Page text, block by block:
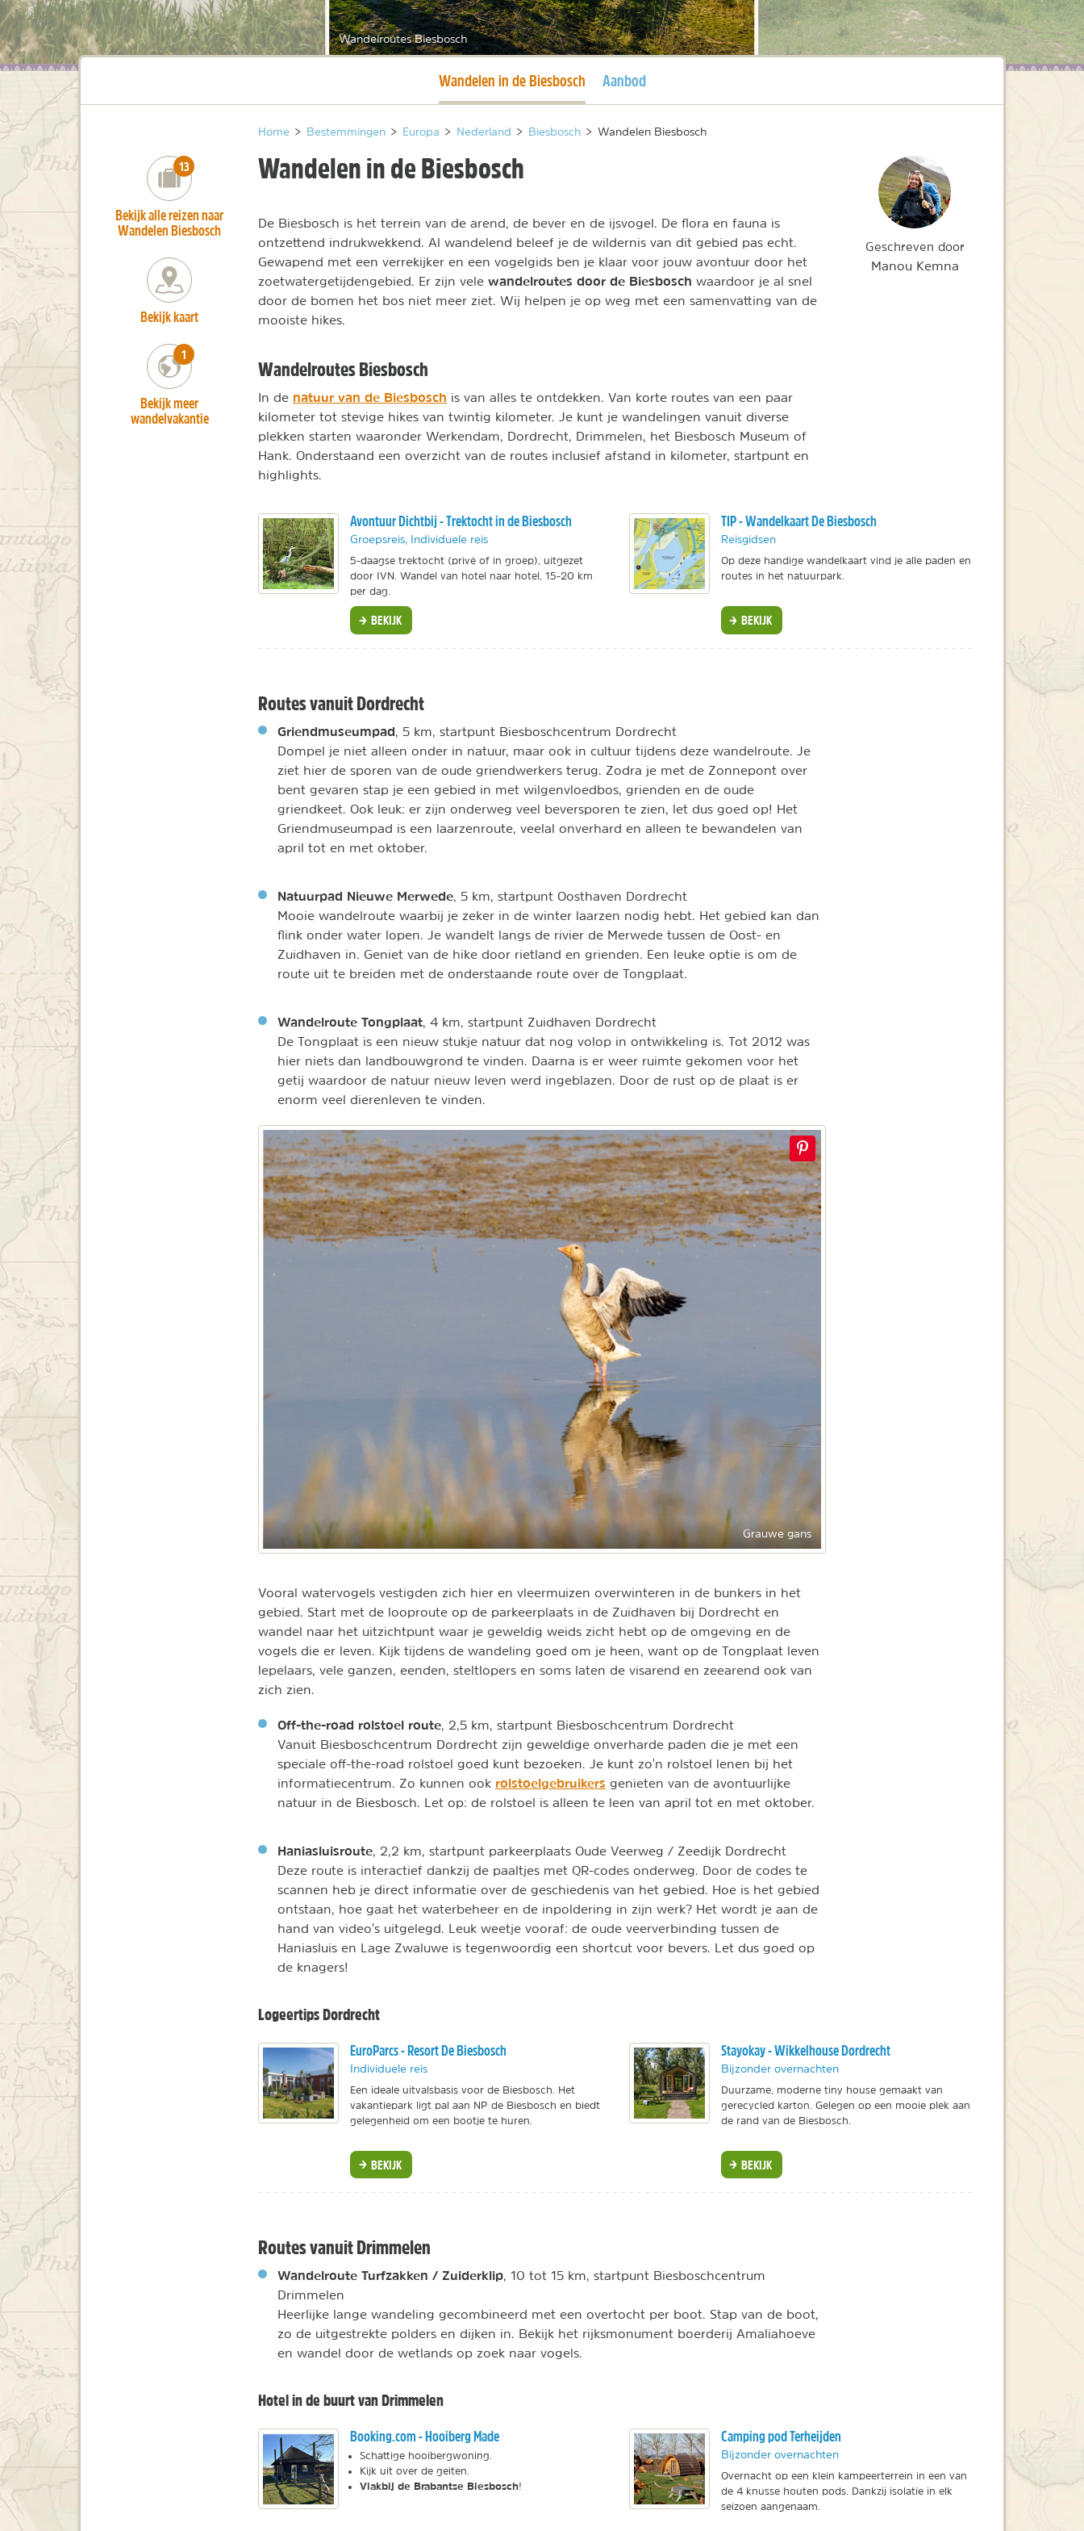
Wandelroutes Biesbosch
Huidige pagina
Wandelen in de Biesbosch Aanbod
Home > Bestemmingen > Europa > Nederland > Biesbosch > Wandelen Biesbosch
Wandelen in de Biesbosch
De Biesbosch is het terrein van de arend, de bever en de ijsvogel. De flora en fauna is
ontzettend indrukwekkend. Al wandelend beleef je de wildernis van dit gebied pas echt.
Gewapend met een verrekijker en een vogelgids ben je klaar voor jouw avontuur door het
zoetwatergetijdengebied. Er zijn vele wandelroutes door de Biesbosch waardoor je al snel
door de bomen het bos niet meer ziet. Wij helpen je op weg met een samenvatting van de
mooiste hikes.
Wandelroutes Biesbosch
In de natuur van de Biesbosch is van alles te ontdekken. Van korte routes van een paar
kilometer tot stevige hikes van twintig kilometer. Je kunt je wandelingen vanuit diverse
plekken starten waaronder Werkendam, Dordrecht, Drimmelen, het Biesbosch Museum of
Hank. Onderstaand een overzicht van de routes inclusief afstand in kilometer, startpunt en
highlights.
Avontuur Dichtbij - Trektocht in de Biesbosch
Groepsreis, Individuele reis
5-daagse trektocht (privé of in groep), uitgezet
door IVN. Wandel van hotel naar hotel, 15-20 km
per dag.
BEKIJK
TIP - Wandelkaart De Biesbosch
Reisgidsen
Op deze handige wandelkaart vind je alle paden en
routes in het natuurpark.
BEKIJK
Routes vanuit Dordrecht
Griendmuseumpad , 5 km, startpunt Biesboschcentrum Dordrecht
Dompel je niet alleen onder in natuur, maar ook in cultuur tijdens deze wandelroute. Je
ziet hier de sporen van de oude griendwerkers terug. Zodra je met de Zonnepont over
bent gevaren stap je een gebied in met wilgenvloedbos, grienden en de oude
griendkeet. Ook leuk: er zijn onderweg veel beversporen te zien, let dus goed op! Het
Griendmuseumpad is een laarzenroute, veelal onverhard en alleen te bewandelen van
april tot en met oktober.
Natuurpad Nieuwe Merwede , 5 km, startpunt Oosthaven Dordrecht
Mooie wandelroute waarbij je zeker in de winter laarzen nodig hebt. Het gebied kan dan
flink onder water lopen. Je wandelt langs de rivier de Merwede tussen de Oost- en
Zuidhaven in. Geniet van de hike door rietland en grienden. Een leuke optie is om de
route uit te breiden met de onderstaande route over de Tongplaat.
Wandelroute Tongplaat , 4 km, startpunt Zuidhaven Dordrecht
De Tongplaat is een nieuw stukje natuur dat nog volop in ontwikkeling is. Tot 2012 was
hier niets dan landbouwgrond te vinden. Daarna is er weer ruimte gekomen voor het
getij waardoor de natuur nieuw leven werd ingeblazen. Door de rust op de plaat is er
enorm veel dierenleven te vinden.
Grauwe gans
Vooral watervogels vestigden zich hier en vleermuizen overwinteren in de bunkers in het
gebied. Start met de looproute op de parkeerplaats in de Zuidhaven bij Dordrecht en
wandel naar het uitzichtpunt waar je geweldig weids zicht hebt op de omgeving en de
vogels die er leven. Kijk tijdens de wandeling goed om je heen, want op de Tongplaat leven
lepelaars, vele ganzen, eenden, steltlopers en soms laten de visarend en zeearend ook van
zich zien.
Off-the-road rolstoel route , 2,5 km, startpunt Biesboschcentrum Dordrecht
Vanuit Biesboschcentrum Dordrecht zijn geweldige onverharde paden die je met een
speciale off-the-road rolstoel goed kunt bezoeken. Je kunt zo'n rolstoel lenen bij het
informatiecentrum. Zo kunnen ook rolstoelgebruikers genieten van de avontuurlijke
natuur in de Biesbosch. Let op: de rolstoel is alleen te leen van april tot en met oktober.
Haniasluisroute , 2,2 km, startpunt parkeerplaats Oude Veerweg / Zeedijk Dordrecht
Deze route is interactief dankzij de paaltjes met QR-codes onderweg. Door de codes te
scannen heb je direct informatie over de geschiedenis van het gebied. Hoe is het gebied
ontstaan, hoe gaat het waterbeheer en de inpoldering in zijn werk? Het wordt je aan de
hand van video's uitgelegd. Leuk weetje vooraf: de oude veerverbinding tussen de
Haniasluis en Lage Zwaluwe is tegenwoordig een shortcut voor bevers. Let dus goed op
de knagers!
Logeertips Dordrecht
EuroParcs - Resort De Biesbosch
Individuele reis
Een ideale uitvalsbasis voor de Biesbosch. Het
vakantiepark ligt pal aan NP de Biesbosch en biedt
gelegenheid om een bootje te huren.
BEKIJK
Stayokay - Wikkelhouse Dordrecht
Bijzonder overnachten
Duurzame, moderne tiny house gemaakt van
gerecycled karton. Gelegen op een mooie plek aan
de rand van de Biesbosch.
BEKIJK
Routes vanuit Drimmelen
Wandelroute Turfzakken / Zuiderklip , 10 tot 15 km, startpunt Biesboschcentrum
Drimmelen
Heerlijke lange wandeling gecombineerd met een overtocht per boot. Stap van de boot,
zo de uitgestrekte polders en dijken in. Bekijk het rijksmonument boerderij Amaliahoeve
en wandel door de wetlands op zoek naar vogels.
Hotel in de buurt van Drimmelen
Booking.com - Hooiberg Made
Schattige hooibergwoning.
Kijk uit over de geiten.
Vlakbij de Brabantse Biesbosch!
Camping pod Terheijden
Bijzonder overnachten
Overnacht op een klein kampeerterrein in een van
de 4 knusse houten pods. Dankzij isolatie in elk
seizoen aangenaam.
number_of_trips:
13
Bekijk alle reizen naar
Wandelen Biesbosch
Bekijk kaart
number_of_trips:
1
Bekijk meer
wandelvakantie
Geschreven door
Manou Kemna